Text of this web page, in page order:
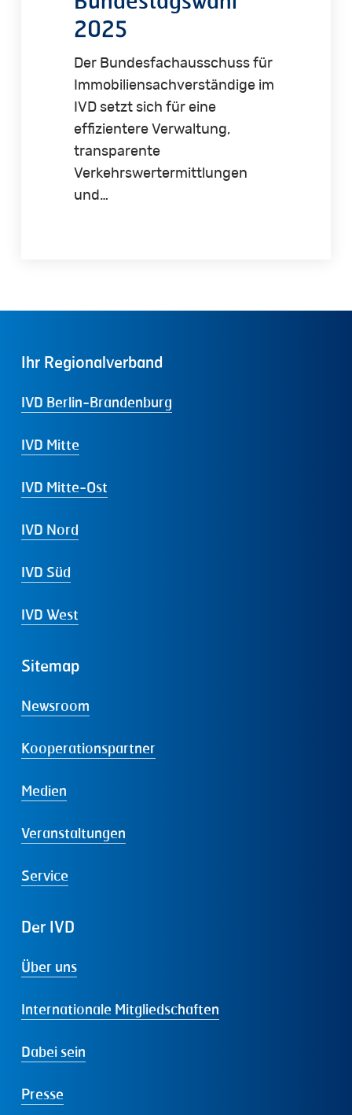
2025
Der Bundesfachausschuss für
Immobiliensachverständige im
IVD setzt sich für eine
effizientere Verwaltung,
transparente
Verkehrswertermittlungen
und…
Ihr Regionalverband
IVD Berlin-Brandenburg
IVD Mitte
IVD Mitte-Ost
IVD Nord
IVD Süd
IVD West
Sitemap
Newsroom
Kooperationspartner
Medien
Veranstaltungen
Service
Der IVD
Über uns
Internationale Mitgliedschaften
Dabei sein
Presse